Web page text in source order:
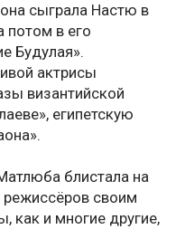
сыграла Настю в
потом в его
Будулая».
актрисы
византийской
египетскую
блистала на
своим
как и многие другие,